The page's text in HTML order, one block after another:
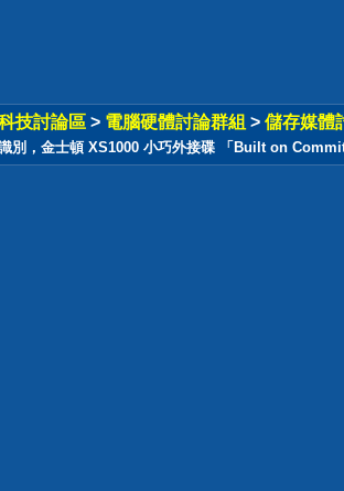
技討論區 > 電腦硬體討論群組 > 儲存媒體
別，金士頓 XS1000 小巧外接碟 「Built on